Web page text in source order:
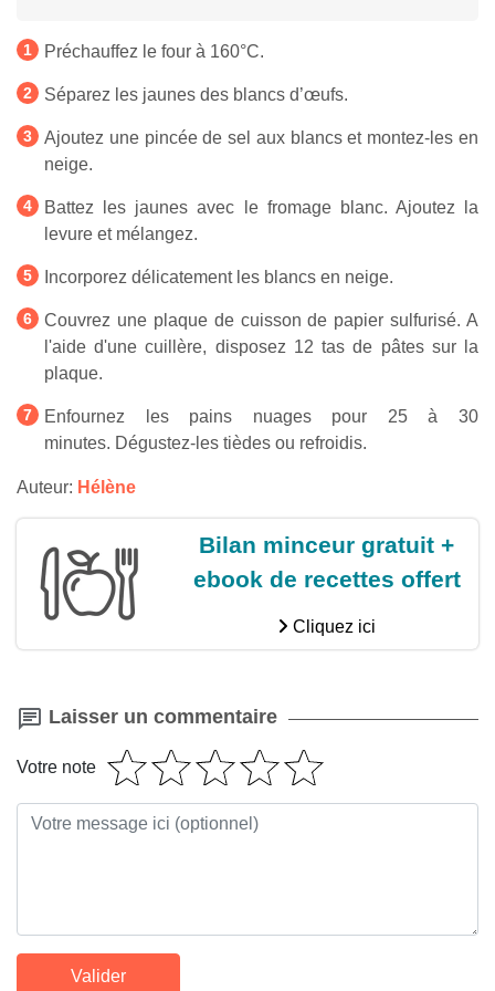
Préchauffez le four à 160°C.
Séparez les jaunes des blancs d’œufs.
Ajoutez une pincée de sel aux blancs et montez-les en
neige.
Battez les jaunes avec le fromage blanc. Ajoutez la
levure et mélangez.
Incorporez délicatement les blancs en neige.
Couvrez une plaque de cuisson de papier sulfurisé. A
l'aide d'une cuillère, disposez 12 tas de pâtes sur la
plaque.
Enfournez les pains nuages pour 25 à 30
minutes. Dégustez-les tièdes ou refroidis.
Auteur: Hélène
Bilan minceur gratuit +
ebook de recettes offert
Cliquez ici
Laisser un commentaire
Votre note